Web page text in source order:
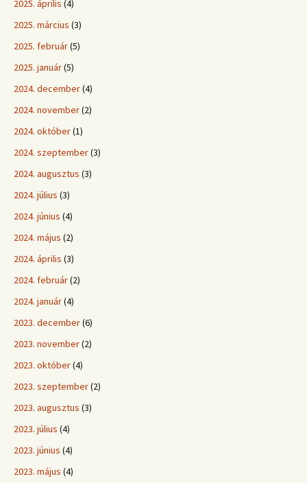
2025. április (4)
2025. március (3)
2025. február(5)
2025. január(5)
2024. december(4)
2024. november(2)
2024. október(1)
2024. szeptember(3)
2024. augusztus (3)
2024. július (3)
2024. június (4)
2024. május (2)
2024. április (3)
2024. február(2)
2024. január(4)
2023. december(6)
2023. november(2)
2023. október(4)
2023. szeptember(2)
2023. augusztus (3)
2023. július (4)
2023. június (4)
2023. május (4)